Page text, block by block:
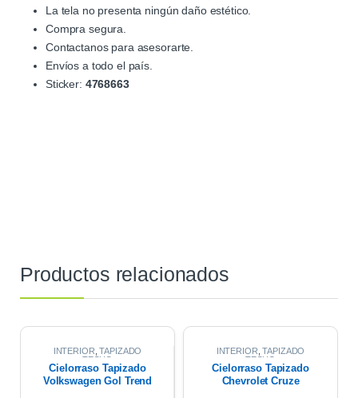
La tela no presenta ningún daño estético.
Compra segura.
Contactanos para asesorarte.
Envíos a todo el país.
Sticker: 4768663
Productos relacionados
INTERIOR ,TAPIZADO
TECHO
Cielorraso Tapizado
Volkswagen Gol Trend
INTERIOR ,TAPIZADO
TECHO
Cielorraso Tapizado
Chevrolet Cruze